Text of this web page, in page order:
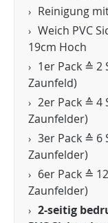
Reinigung
Weich PVC
19cm Hoch
1er Pack ≙ 2
Zaunfeld)
2er Pack ≙ 4
Zaunfelder)
3er Pack ≙ 6
Zaunfelder)
6er Pack ≙
Zaunfelder)
2-seitig